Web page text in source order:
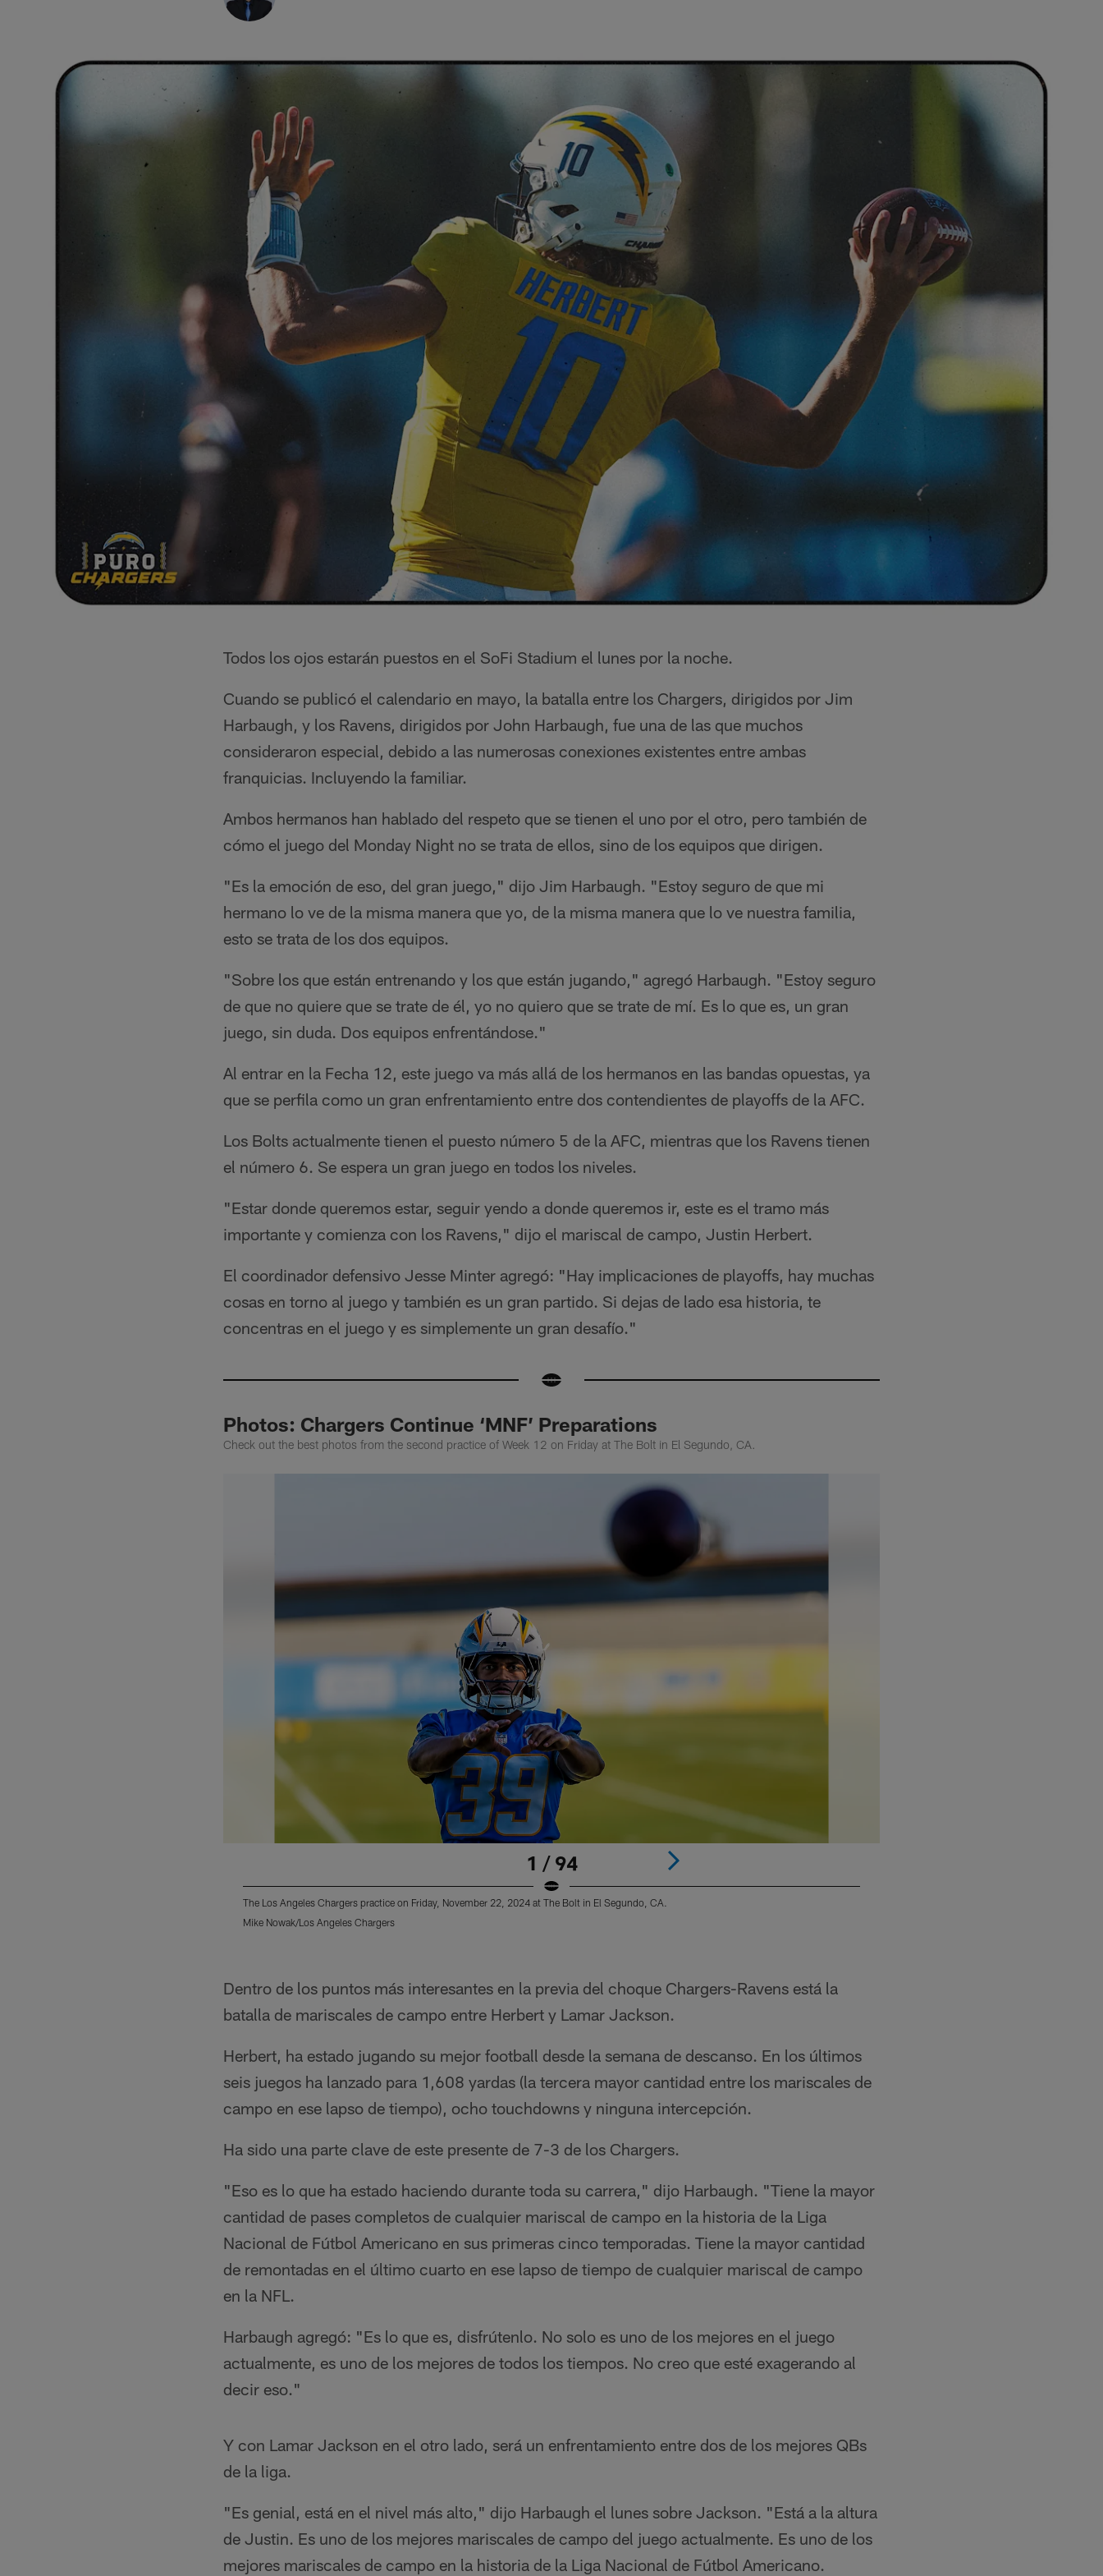
Todos los ojos estarán puestos en el SoFi Stadium el lunes por la noche.
Cuando se publicó el calendario en mayo, la batalla entre los Chargers, dirigidos por Jim
Harbaugh, y los Ravens, dirigidos por John Harbaugh, fue una de las que muchos
consideraron especial, debido a las numerosas conexiones existentes entre ambas
franquicias. Incluyendo la familiar.
Ambos hermanos han hablado del respeto que se tienen el uno por el otro, pero también de
cómo el juego del Monday Night no se trata de ellos, sino de los equipos que dirigen.
"Es la emoción de eso, del gran juego," dijo Jim Harbaugh. "Estoy seguro de que mi
hermano lo ve de la misma manera que yo, de la misma manera que lo ve nuestra familia,
esto se trata de los dos equipos.
"Sobre los que están entrenando y los que están jugando," agregó Harbaugh. "Estoy seguro
de que no quiere que se trate de él, yo no quiero que se trate de mí. Es lo que es, un gran
juego, sin duda. Dos equipos enfrentándose."
Al entrar en la Fecha 12, este juego va más allá de los hermanos en las bandas opuestas, ya
que se perfila como un gran enfrentamiento entre dos contendientes de playoffs de la AFC.
Los Bolts actualmente tienen el puesto número 5 de la AFC, mientras que los Ravens tienen
el número 6. Se espera un gran juego en todos los niveles.
"Estar donde queremos estar, seguir yendo a donde queremos ir, este es el tramo más
importante y comienza con los Ravens," dijo el mariscal de campo, Justin Herbert.
El coordinador defensivo Jesse Minter agregó: "Hay implicaciones de playoffs, hay muchas
cosas en torno al juego y también es un gran partido. Si dejas de lado esa historia, te
concentras en el juego y es simplemente un gran desafío."
Photos: Chargers Continue ‘MNF’ Preparations
Check out the best photos from the second practice of Week 12 on Friday at The Bolt in El Segundo, CA.
1 / 94
The Los Angeles Chargers practice on Friday, November 22, 2024 at The Bolt in El Segundo, CA.
Mike Nowak/Los Angeles Chargers
Dentro de los puntos más interesantes en la previa del choque Chargers-Ravens está la
batalla de mariscales de campo entre Herbert y Lamar Jackson.
Herbert, ha estado jugando su mejor football desde la semana de descanso. En los últimos
seis juegos ha lanzado para 1,608 yardas (la tercera mayor cantidad entre los mariscales de
campo en ese lapso de tiempo), ocho touchdowns y ninguna intercepción.
Ha sido una parte clave de este presente de 7-3 de los Chargers.
"Eso es lo que ha estado haciendo durante toda su carrera," dijo Harbaugh. "Tiene la mayor
cantidad de pases completos de cualquier mariscal de campo en la historia de la Liga
Nacional de Fútbol Americano en sus primeras cinco temporadas. Tiene la mayor cantidad
de remontadas en el último cuarto en ese lapso de tiempo de cualquier mariscal de campo
en la NFL.
Harbaugh agregó: "Es lo que es, disfrútenlo. No solo es uno de los mejores en el juego
actualmente, es uno de los mejores de todos los tiempos. No creo que esté exagerando al
decir eso."
Y con Lamar Jackson en el otro lado, será un enfrentamiento entre dos de los mejores QBs
de la liga.
"Es genial, está en el nivel más alto," dijo Harbaugh el lunes sobre Jackson. "Está a la altura
de Justin. Es uno de los mejores mariscales de campo del juego actualmente. Es uno de los
mejores mariscales de campo en la historia de la Liga Nacional de Fútbol Americano.